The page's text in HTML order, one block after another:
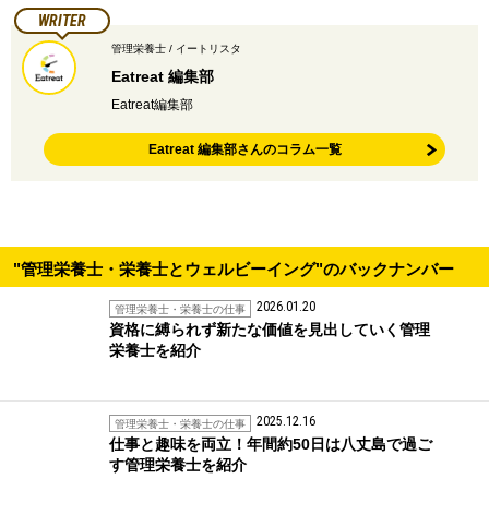
WRITER
管理栄養士 / イートリスタ
Eatreat 編集部
Eatreat編集部
Eatreat 編集部さんのコラム一覧
"管理栄養士・栄養士とウェルビーイング"のバックナンバー
管理栄養士・栄養士の仕事 2026.01.20
資格に縛られず新たな価値を見出していく管理
栄養士を紹介
管理栄養士・栄養士の仕事 2025.12.16
仕事と趣味を両立！年間約50日は八丈島で過ご
す管理栄養士を紹介